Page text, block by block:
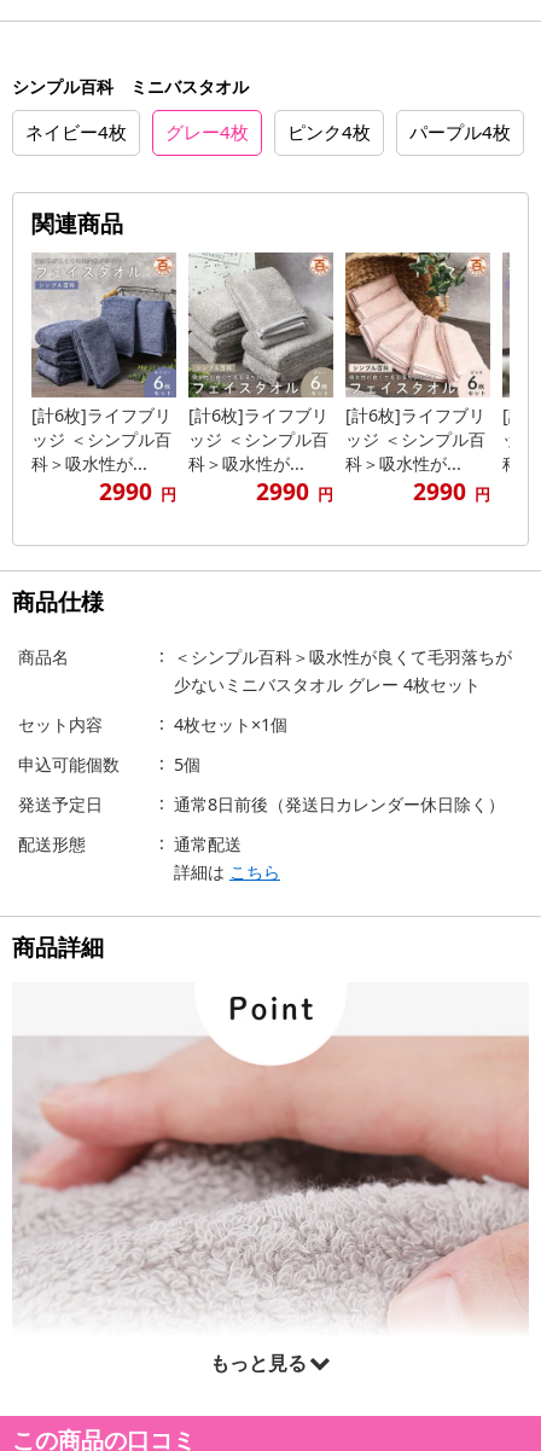
シンプル百科 ミニバスタオル
ネイビー4枚 グレー4枚 ピンク4枚 パープル4枚
関連商品
[計6枚]ライフブリ
ッジ ＜シンプル百
科＞吸水性が...
2990 円
[計6枚]ライフブリ
ッジ ＜シンプル百
科＞吸水性が...
2990 円
[計6枚]ライフブリ
ッジ ＜シンプル百
科＞吸水性が...
2990 円
[計6
ッ
科＞
商品仕様
商品名
＜シンプル百科＞吸水性が良くて毛羽落ちが
少ないミニバスタオル グレー 4枚セット
セット内容
4枚セット×1個
申込可能個数
5個
発送予定日
通常8日前後（発送日カレンダー休日除く）
配送形態
通常配送
詳細は こちら
商品詳細
もっと見る
この商品の口コミ